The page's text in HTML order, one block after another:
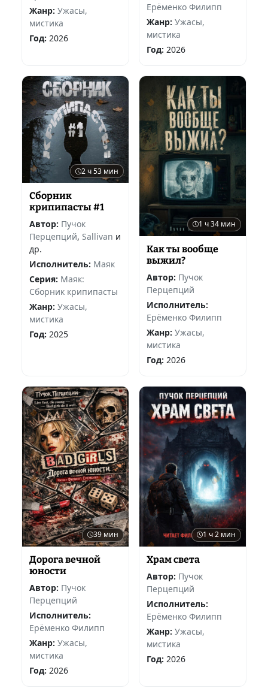
Жанр: Ужасы,
мистика
Год: 2026
Ерёменко Филипп
Жанр: Ужасы,
мистика
Год: 2026
2 ч 53 мин
Сборник
крипипасты #1
Автор: Пучок
Перцепций, Sallivan и
др.
Исполнитель: Маяк
Серия: Маяк:
Сборник крипипасты
Жанр: Ужасы,
мистика
Год: 2025
1 ч 34 мин
Как ты вообще
выжил?
Автор: Пучок
Перцепций
Исполнитель:
Ерёменко Филипп
Жанр: Ужасы,
мистика
Год: 2026
39 мин
Дорога вечной
юности
Автор: Пучок
Перцепций
Исполнитель:
Ерёменко Филипп
Жанр: Ужасы,
мистика
Год: 2026
1 ч 2 мин
Храм света
Автор: Пучок
Перцепций
Исполнитель:
Ерёменко Филипп
Жанр: Ужасы,
мистика
Год: 2026